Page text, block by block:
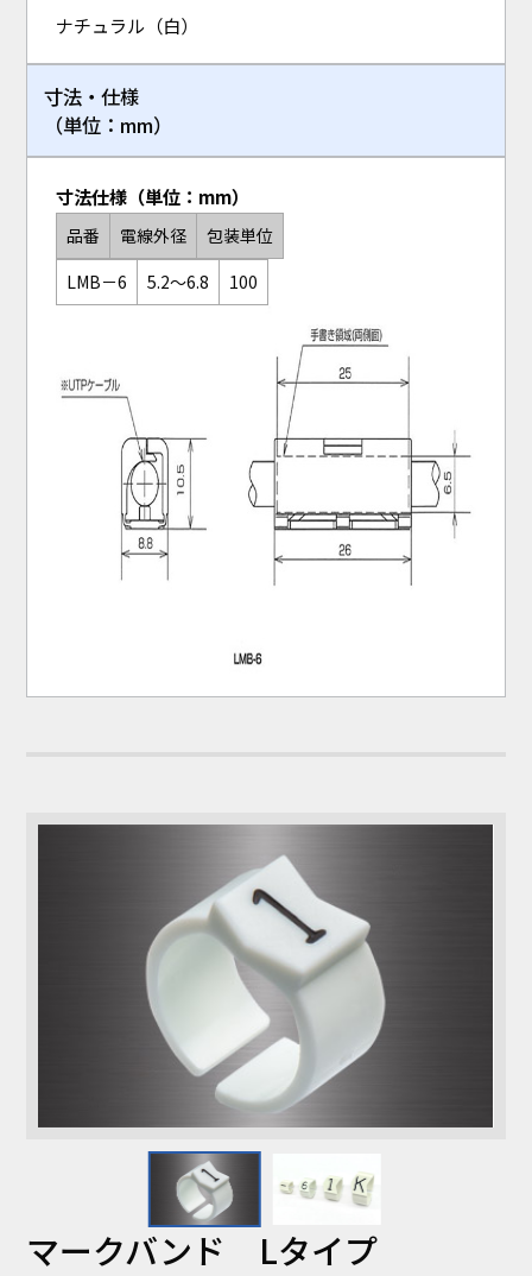
ナチュラル（白）
寸法・仕様
（単位：mm）
寸法仕様（単位：mm）
品番 電線外径
包装単位
LMB－6
5.2～6.8 100
マークバンド Lタイプ